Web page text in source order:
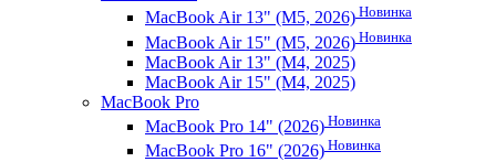
MacBook Air 13" (M5, 2026) Новинка
MacBook Air 15" (M5, 2026) Новинка
MacBook Air 13" (M4, 2025)
MacBook Air 15" (M4, 2025)
MacBook Pro
MacBook Pro 14" (2026) Новинка
MacBook Pro 16" (2026) Новинка